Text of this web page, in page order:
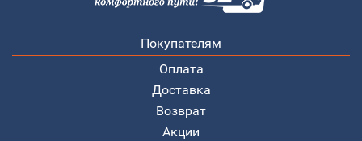
Покупателям
Оплата
Доставка
Возврат
Акции